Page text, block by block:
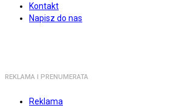
Kontakt
Napisz do nas
REKLAMA I PRENUMERATA
Reklama